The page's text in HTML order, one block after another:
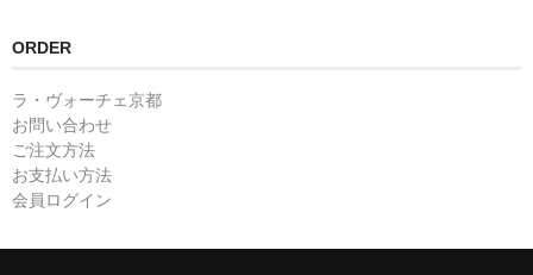
ORDER
ラ・ヴォーチェ京都
お問い合わせ
ご注文方法
お支払い方法
会員ログイン